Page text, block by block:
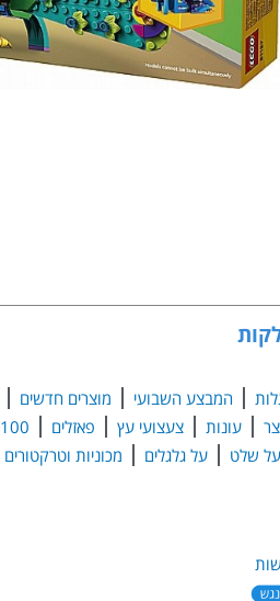
המבצע השבועי מוצרים חדשים
עונות צעצועי עץ פאזלים 100 ההצעות הנבחרות
שלט
על גלגלים מכוניות וטרקטורים